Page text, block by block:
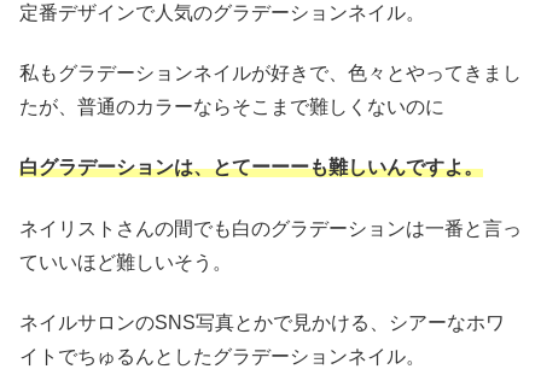
定番デザインで人気のグラデーションネイル。
私もグラデーションネイルが好きで、色々とやってきまし
たが、普通のカラーならそこまで難しくないのに
白グラデーションは、とてーーーも難しいんですよ。
ネイリストさんの間でも白のグラデーションは一番と言っ
ていいほど難しいそう。
ネイルサロンのSNS写真とかで見かける、シアーなホワ
イトでちゅるんとしたグラデーションネイル。